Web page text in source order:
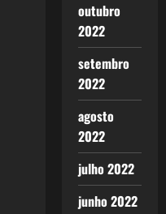
outubro
2022
setembro
2022
agosto
2022
julho 2022
junho 2022